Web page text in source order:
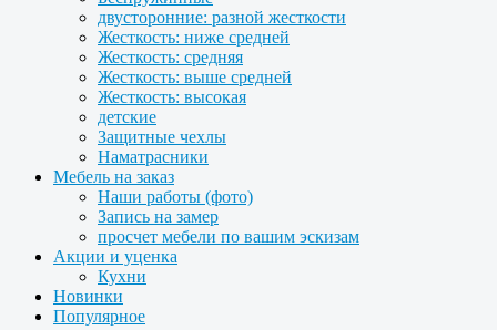
двусторонние: разной жесткости
Жесткость: ниже средней
Жесткость: средняя
Жесткость: выше средней
Жесткость: высокая
детские
Защитные чехлы
Наматрасники
Мебель на заказ
Наши работы (фото)
Запись на замер
просчет мебели по вашим эскизам
Акции и уценка
Кухни
Новинки
Популярное